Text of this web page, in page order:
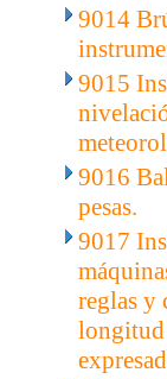
9014
9015
9016
pesas.
9017
reglas y
longitud